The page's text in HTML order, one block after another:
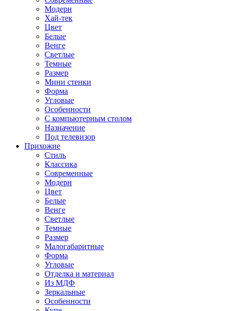
Модерн
Хай-тек
Цвет
Белые
Венге
Светлые
Темные
Размер
Мини стенки
Форма
Угловые
Особенности
С компьютерным столом
Назначение
Под телевизор
Прихожие
Стиль
Классика
Современные
Модерн
Цвет
Белые
Венге
Светлые
Темные
Размер
Малогабаритные
Форма
Угловые
Отделка и материал
Из МДФ
Зеркальные
Особенности